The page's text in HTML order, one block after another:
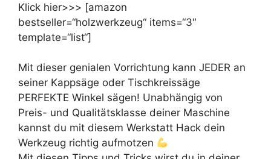
Klick hier>>> [amazon
bestseller=“holzwerkzeug“ items=“3″
template=“list“]
Mit dieser genialen Vorrichtung kann JEDER an
seiner Kappsäge oder Tischkreissäge
PERFEKTE Winkel sägen! Unabhängig von
Preis- und Qualitätsklasse deiner Maschine
kannst du mit diesem Werkstatt Hack dein
Werkzeug richtig aufmotzen